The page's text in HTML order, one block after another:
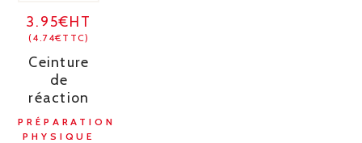
3.95€HT
(4.74€TTC)
Ceinture
de
réaction
PRÉPARATION
PHYSIQUE